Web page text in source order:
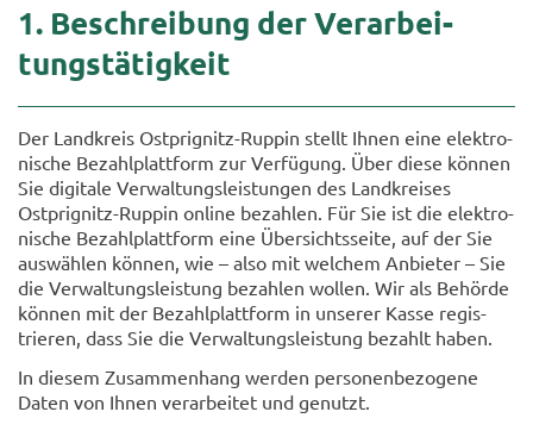
1. Be­schrei­bung der Ver­ar­bei­
tungs­tä­tig­keit
Der Land­kreis Ostprignitz-​Ruppin stellt Ihnen eine elek­tro­
ni­sche Be­zahl­platt­form zur Ver­fü­gung. Über diese kön­nen
Sie di­gi­ta­le Ver­wal­tungs­leis­tun­gen des Land­krei­ses
Ostprignitz-​Ruppin on­line be­zah­len. Für Sie ist die elek­tro­
ni­sche Be­zahl­platt­form eine Über­sichts­sei­te, auf der Sie
aus­wäh­len kön­nen, wie – also mit wel­chem An­bie­ter – Sie
die Ver­wal­tungs­leis­tung be­zah­len wol­len. Wir als Be­hör­de
kön­nen mit der Be­zahl­platt­form in un­se­rer Kasse re­gis­
trie­ren, dass Sie die Ver­wal­tungs­leis­tung be­zahlt haben.
In die­sem Zu­sam­men­hang wer­den per­so­nen­be­zo­ge­ne
Daten von Ihnen ver­ar­bei­tet und ge­nutzt.